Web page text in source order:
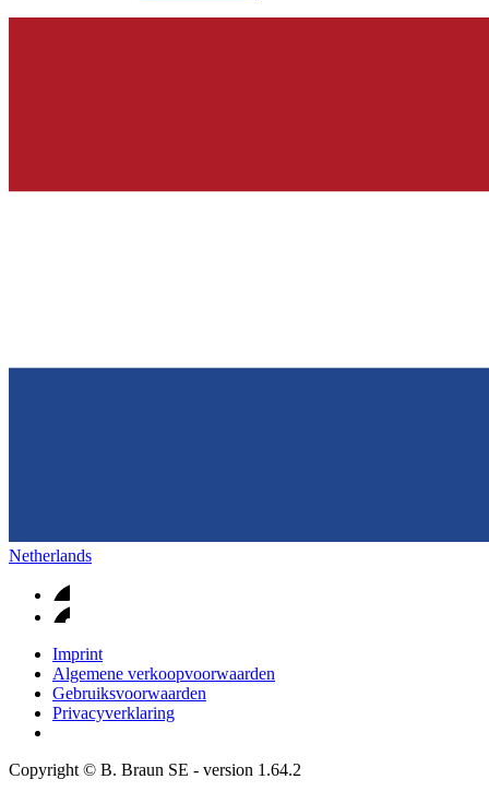
Netherlands
Imprint
Algemene verkoopvoorwaarden
Gebruiksvoorwaarden
Privacyverklaring
Copyright © B. Braun SE - version 1.64.2